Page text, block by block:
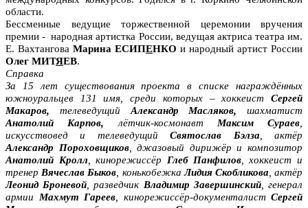
области.
Бессменные ведущие торжественной церемонии вручения
премии - народная артистка России, ведущая актриса театра им.
Е. Вахтангова Марина ЕСИПЕНКО и народный артист России
Олег МИТЯЕВ.
Справка
За 15 лет существования проекта в списке награждённых
южноуральцев 131 имя, среди которых – хоккеист Сергей
Макаров, телеведущий Александр Масляков, шахматист
Анатолий Карпов,лётчик-космонавт Максим Сураев,
искусствовед и телеведущий
Святослав Бэлза, актёр
Александр Пороховщиков, джазовый дирижёр и композитор
Анатолий Кролл, кинорежиссёрГлеб Панфилов, хоккеист и
тренерВячеслав Быков, конькобежкаЛидия Скобликова, актёр
Леонид Броневой, разведчик Владимир Завершинский, генерал
армии Махмут Гареев, кинорежиссёр-документалист Сергей